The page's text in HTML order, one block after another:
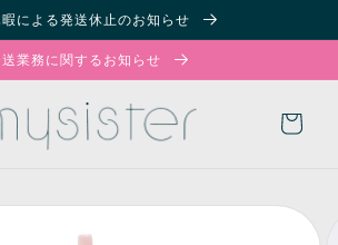
むによる発送休止のお知らせ
業務に関するお知らせ
ー